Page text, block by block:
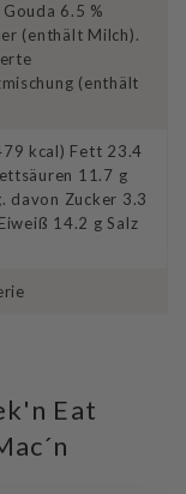
6.5 %
(enthält Milch).
(enthält
kcal) Fett 23.4
11.7 g
davon Zucker 3.3
14.2 g Salz
Eat